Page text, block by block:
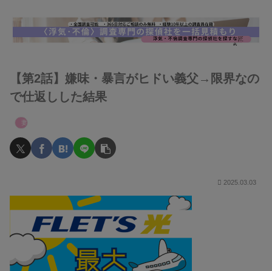
【第2話】嫌味・暴言がヒドい義父→限界なの
で仕返しした結果
妻たちのヤバい義母へのスカッと話！
2025.03.03